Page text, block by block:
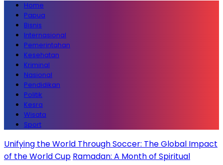
Home
Papua
Bisnis
Internasional
Pemerintahan
Kesehatan
Kriminal
Nasional
Pendidikan
Politik
Kesra
Wisata
Sport
Unifying the World Through Soccer: The Global Impact
of the World Cup Ramadan: A Month of Spiritual